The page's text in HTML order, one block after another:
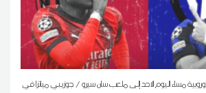
مساء اليوم الاحد إلى ملعب سان سيرو / جوزيبي مياتزا في